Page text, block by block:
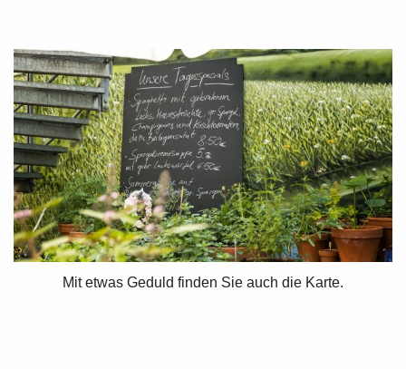
Mit etwas Geduld finden Sie auch die Karte.